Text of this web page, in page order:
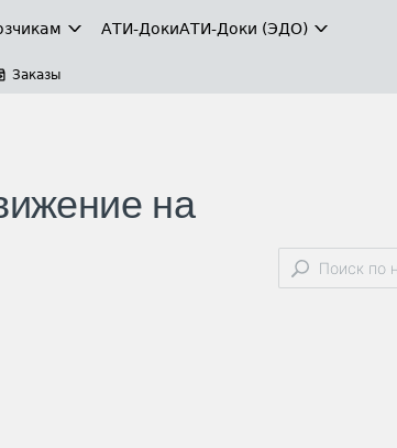
АТИ-ДокиАТИ-Доки (ЭДО)
Заказы
на